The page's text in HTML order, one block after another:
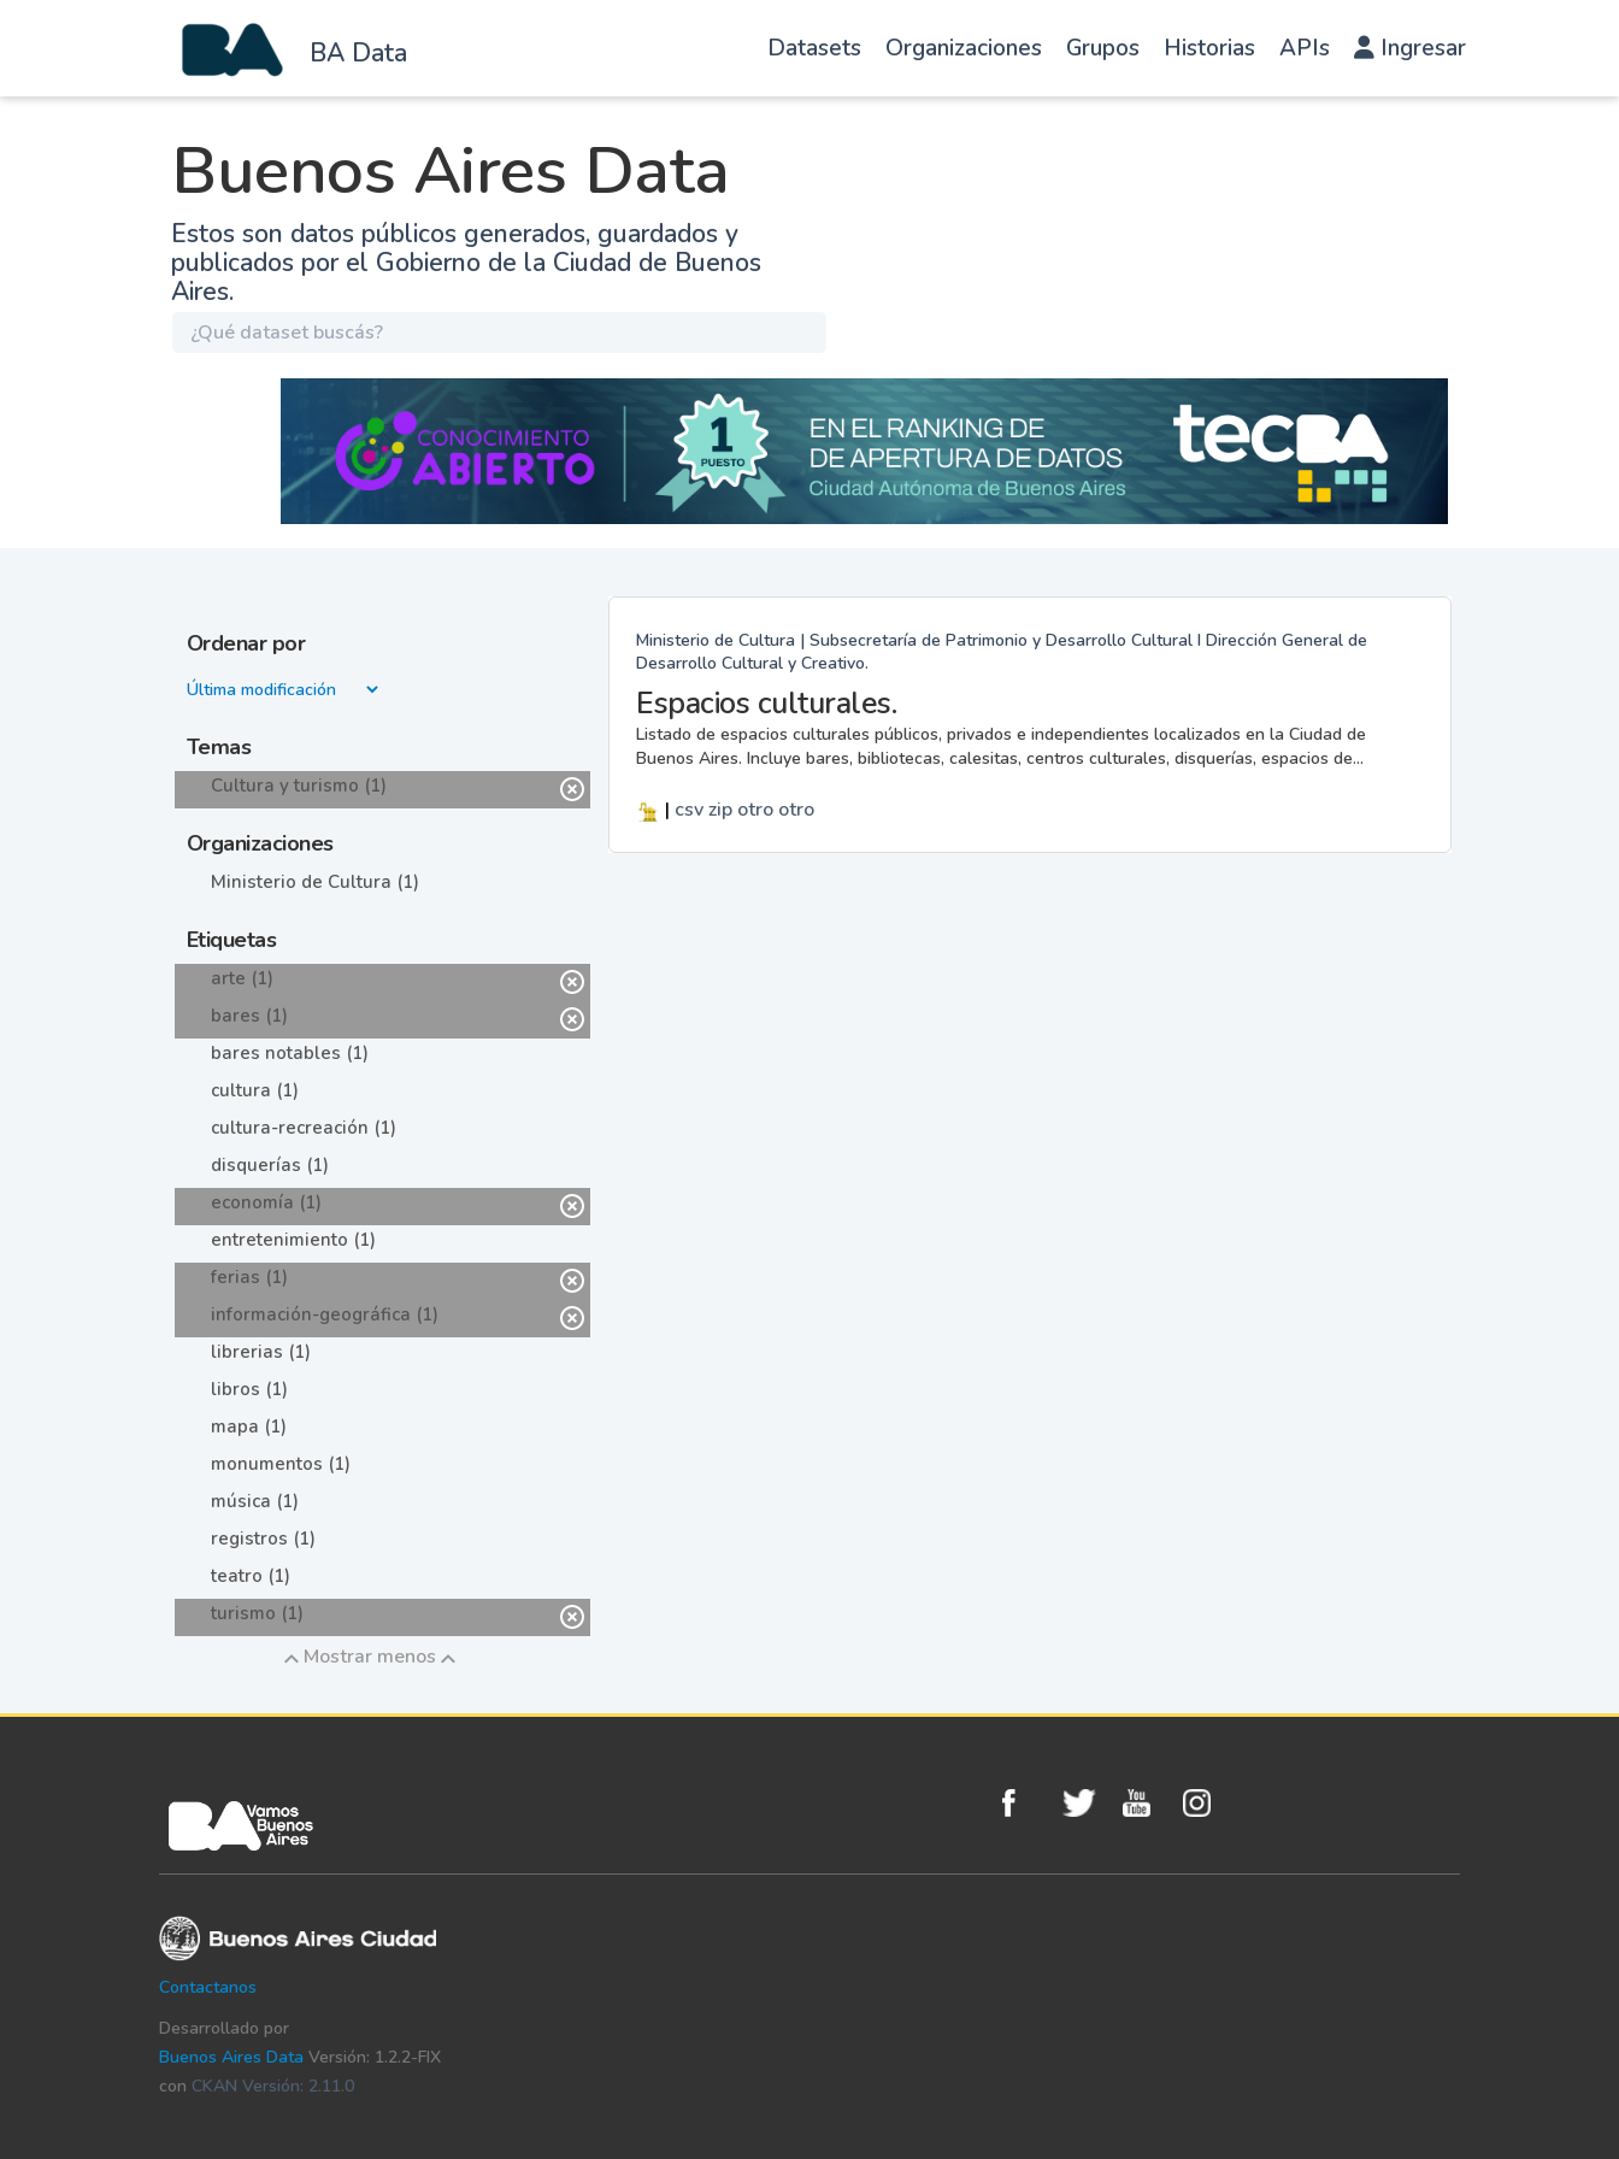
BA Data Datasets Organizaciones Grupos Historias APIs Ingresar
Buenos Aires Data
Estos son datos públicos generados, guardados y
publicados por el Gobierno de la Ciudad de Buenos
Aires.
Ordenar por
Temas
Cultura y turismo (1)
Organizaciones
Ministerio de Cultura (1)
Etiquetas
arte (1)
bares (1)
bares notables (1)
cultura (1)
cultura-recreación (1)
disquerías (1)
economía (1)
entretenimiento (1)
ferias (1)
información-geográfica (1)
librerias (1)
libros (1)
mapa (1)
monumentos (1)
música (1)
registros (1)
teatro (1)
turismo (1)
Mostrar menos
Ministerio de Cultura | Subsecretaría de Patrimonio y Desarrollo Cultural I Dirección General de
Desarrollo Cultural y Creativo.
Espacios culturales.
Listado de espacios culturales públicos, privados e independientes localizados en la Ciudad de
Buenos Aires. Incluye bares, bibliotecas, calesitas, centros culturales, disquerías, espacios de...
| csvzip otro otro
Contactanos
Desarrollado por
Buenos Aires Data Versión: 1.2.2-FIX
con CKAN Versión: 2.11.0